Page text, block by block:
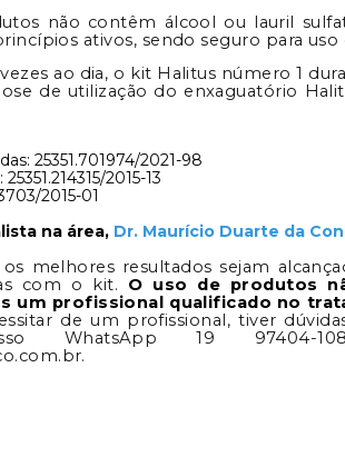
não contêm álcool ou lauril
ativos, sendo seguro para
ao dia, o kit Halitus número 1
de utilização do enxaguatório
25351.701974/2021-98
2015-13
2015-01
na área, Dr. Maurício Duarte da
melhores resultados sejam
com o kit. O uso de produtos
um profissional qualificado no
de um profissional, tiver
WhatsApp 19 97404-
.